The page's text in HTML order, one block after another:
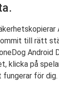
till rätt
Android
klicka på
fungerar för dig.